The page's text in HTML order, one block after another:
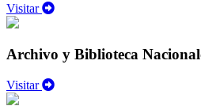
Visitar
Archivo y Biblioteca
Visitar